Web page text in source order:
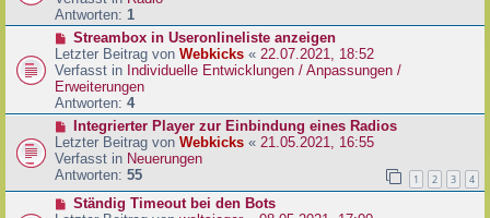
t
a
g
e
r
B
e
i
t
r
a
g
Antworten: 1
N
e
u
e
r
B
e
i
t
r
a
Streambox in Useronlineliste anzeigen
Letzter Beitrag von Webkicks « 22.07.2021, 18:52
Verfasst in Individuelle Entwicklungen / Anpassungen /
Erweiterungen
Antworten: 4
N
e
u
e
r
B
Integrierter Player zur Einbindung eines Radios
Letzter Beitrag von Webkicks « 21.05.2021, 16:55
Verfasst in Neuerungen
Antworten: 55 1 2 3 4
NStändig Timeout bei den Bots